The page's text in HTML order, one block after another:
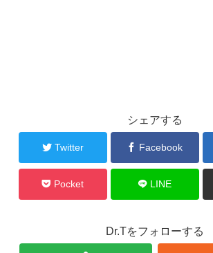
シェアする
Twitter Facebook
Pocket LINE
Dr.Tをフォローする